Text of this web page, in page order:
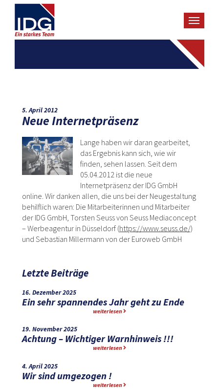
Toggle
5. April 2012
Neue Internetpräsenz
Lange haben wir daran gearbeitet,
das Ergebnis kann sich, wie wir
finden, sehen lassen. Seit dem
05.04.2012 ist die neue
Internetpräsenz der IDG GmbH
online. Wir danken allen, die uns bei der Neugestaltung
behilflich waren: Die Mitarbeiterinnen und Mitarbeiter
der IDG GmbH, Torsten Seuss von Seuss Mediaconcept
– Werbeagentur in Düsseldorf (https://www.seuss.de/)
und Sebastian Millermann von der Euroweb GmbH
Letzte Beiträge
16. Dezember 2025
Ein sehr spannendes Jahr geht zu Ende
weiterlesen
19. November 2025
Achtung – Wichtiger Warnhinweis !!!
weiterlesen
4. April 2025
Wir sind umgezogen !
weiterlesen